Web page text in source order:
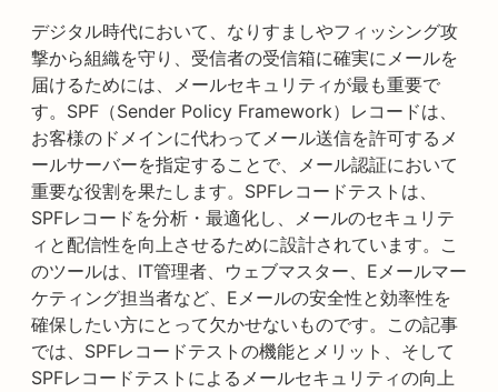
デジタル時代において、なりすましやフィッシング攻
撃から組織を守り、受信者の受信箱に確実にメールを
届けるためには、メールセキュリティが最も重要で
す。SPF（Sender Policy Framework）レコードは、
お客様のドメインに代わってメール送信を許可するメ
ールサーバーを指定することで、メール認証において
重要な役割を果たします。SPFレコードテストは、
SPFレコードを分析・最適化し、メールのセキュリテ
ィと配信性を向上させるために設計されています。こ
のツールは、IT管理者、ウェブマスター、Eメールマー
ケティング担当者など、Eメールの安全性と効率性を
確保したい方にとって欠かせないものです。この記事
では、SPFレコードテストの機能とメリット、そして
SPFレコードテストによるメールセキュリティの向上